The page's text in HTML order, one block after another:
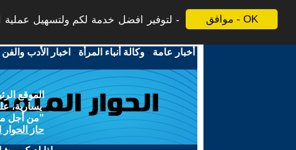
موافق - OK
لتوفير افضل خدمة لكم ولتسهيل عملية
أخبار عامة -وكالة أنباء المرأة - اخبار الأدب والفن
الموقع
يسارية،
"من أجل
حاز